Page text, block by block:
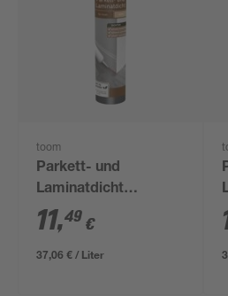
toom
Parkett- und
Laminatdicht
eichefarben 310 ml
11,49 €
37,06 € / Liter